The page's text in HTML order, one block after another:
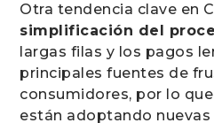
Otra tendencia clave en
simplificación del
largas filas y los pagos
principales fuentes de
consumidores, por lo
están adoptando